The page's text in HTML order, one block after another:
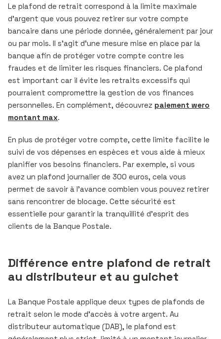
Le plafond de retrait correspond à la limite maximale
d’argent que vous pouvez retirer sur votre compte
bancaire dans une période donnée, généralement par jour
ou par mois. Il s’agit d’une mesure mise en place par la
banque afin de protéger votre compte contre les
fraudes et de limiter les risques financiers. Ce plafond
est important car il évite les retraits excessifs qui
pourraient compromettre la gestion de vos finances
personnelles. En complément, découvrez paiement wero
montant max.
En plus de protéger votre compte, cette limite facilite le
suivi de vos dépenses en espèces et vous aide à mieux
planifier vos besoins financiers. Par exemple, si vous
avez un plafond journalier de 300 euros, cela vous
permet de savoir à l’avance combien vous pouvez retirer
sans rencontrer de blocage. Cette sécurité est
essentielle pour garantir la tranquillité d’esprit des
clients de la Banque Postale.
Différence entre plafond de retrait
au distributeur et au guichet
La Banque Postale applique deux types de plafonds de
retrait selon le mode d’accès à votre argent. Au
distributeur automatique (DAB), le plafond est